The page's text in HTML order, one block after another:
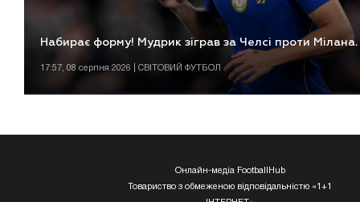
Набирає форму! Мудрик зіграв за Челсі проти
17:57, 08 серпня 2026 | СВІТОВИЙ ФУТБОЛ
Онлайн-медіа FootballHub
Товариство з обмеженою відповідальністю «1+1